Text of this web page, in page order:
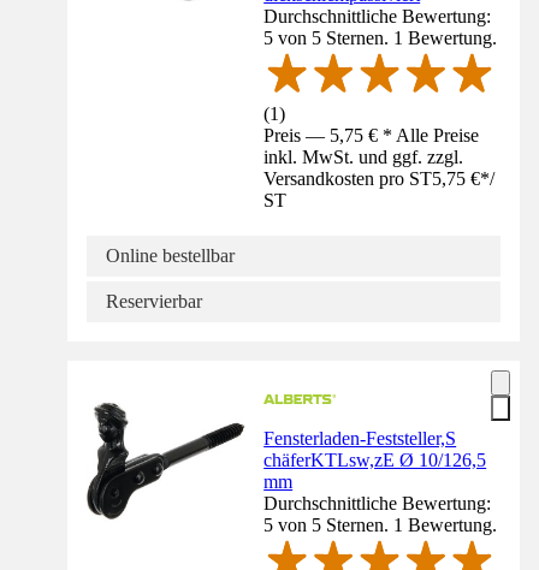
Durchschnittliche Bewertung:
5 von 5 Sternen. 1 Bewertung.
(1)
Preis — 5,75 € * Alle Preise
inkl. MwSt. und ggf. zzgl.
Versandkosten pro ST5,75 €*/
ST
Online bestellbar
Reservierbar
Fensterladen-Feststeller,S
chäferKTLsw,zE Ø 10/126,5
mm
Durchschnittliche Bewertung:
5 von 5 Sternen. 1 Bewertung.